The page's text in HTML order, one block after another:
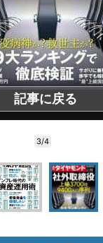
記事に戻る
3/4